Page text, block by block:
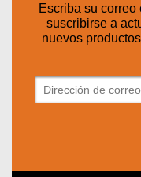
Escriba su
suscribirse a
nuevos